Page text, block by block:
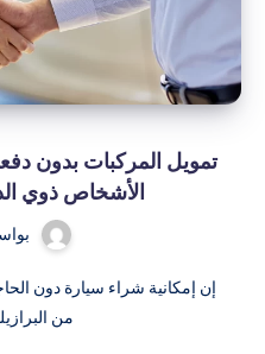
تمويل المركبات بدون
الأشخاص ذوي
إن إمكانية شراء سيارة دون
من